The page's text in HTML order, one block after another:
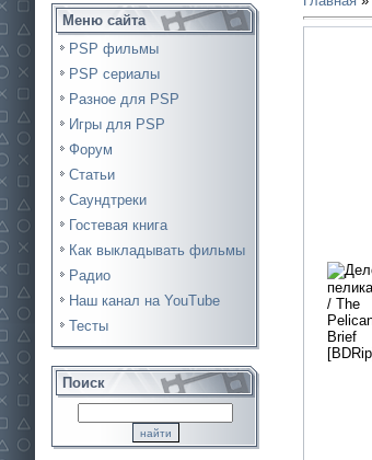
Меню сайта
PSP фильмы
PSP сериалы
Разное для PSP
Игры для PSP
Форум
Статьи
Саундтреки
Гостевая книга
Как выкладывать фильмы
Радио
Наш канал на YouTube
Тесты
Поиск